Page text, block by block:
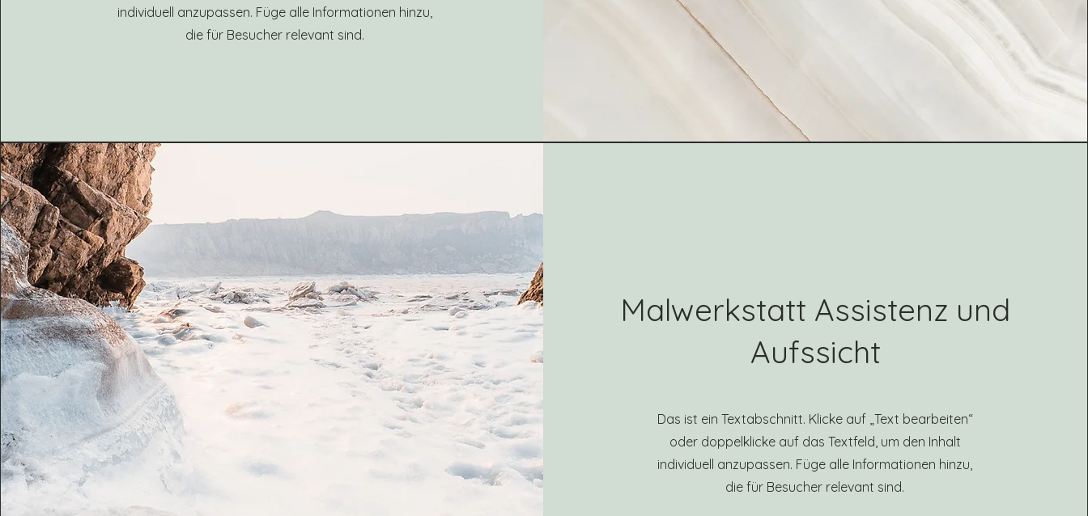
individuell anzupassen. Füge alle Informationen hinzu,
die für Besucher relevant sind.
Malwerkstatt Assistenz und
Aufssicht
Das ist ein Textabschnitt. Klicke auf „Text bearbeiten“
oder doppelklicke auf das Textfeld, um den Inhalt
individuell anzupassen. Füge alle Informationen hinzu,
die für Besucher relevant sind.